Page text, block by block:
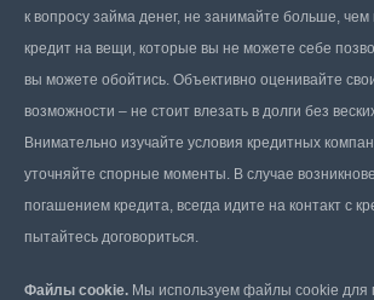
к вопросу займа денег, не занимайте больше,
кредит на вещи, которые вы не можете себе
вы можете обойтись. Объективно оценивайте
возможности – не стоит влезать в долги без
Внимательно изучайте условия кредитных
уточняйте спорные моменты. В случае
погашением кредита, всегда идите на контакт с
пытайтесь договориться.
Файлы cookie. Мы используем файлы cookie для